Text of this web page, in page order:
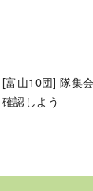
[富山10団] 隊集
確認しよう